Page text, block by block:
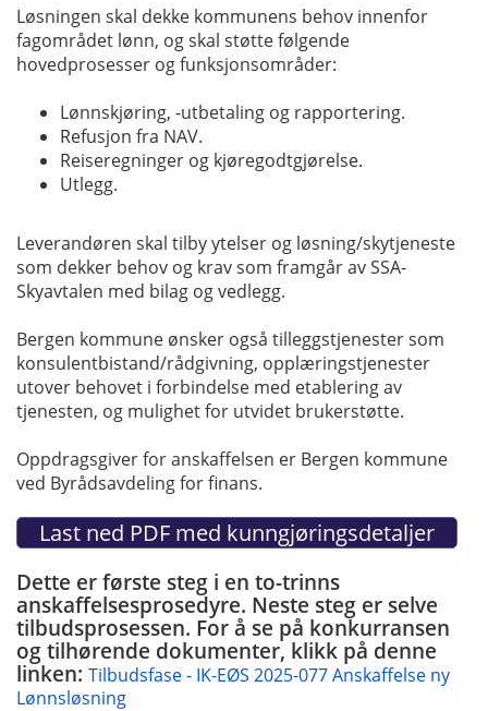
Løsningen skal dekke kommunens behov innenfor
fagområdet lønn, og skal støtte følgende
hovedprosesser og funksjonsområder:
Lønnskjøring, -utbetaling og rapportering.
Refusjon fra NAV.
Reiseregninger og kjøregodtgjørelse.
Utlegg.
Leverandøren skal tilby ytelser og løsning/skytjeneste
som dekker behov og krav som framgår av SSA-
Skyavtalen med bilag og vedlegg.
Bergen kommune ønsker også tilleggstjenester som
konsulentbistand/rådgivning, opplæringstjenester
utover behovet i forbindelse med etablering av
tjenesten, og mulighet for utvidet brukerstøtte.
Oppdragsgiver for anskaffelsen er Bergen kommune
ved Byrådsavdeling for finans.
Dette er første steg i en to-trinns
anskaffelsesprosedyre. Neste steg er selve
tilbudsprosessen. For å se på konkurransen
og tilhørende dokumenter, klikk på denne
linken: Tilbudsfase - IK-EØS 2025-077 Anskaffelse ny
Lønnsløsning